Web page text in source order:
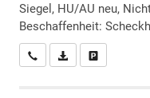
Siegel, HU/AU neu,
Beschaffenheit:
Wir rufen Sie an
PDF-Datei,